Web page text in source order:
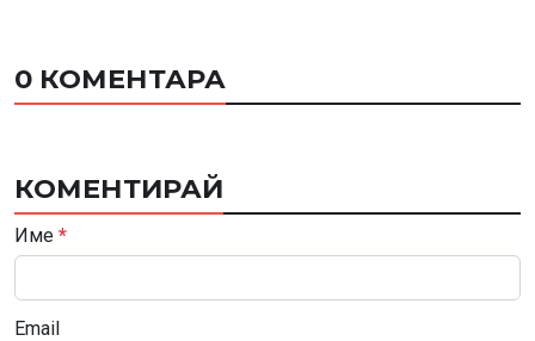
0 КОМЕНТАРА
КОМЕНТИРАЙ
Име *
Email